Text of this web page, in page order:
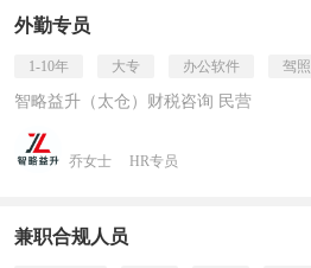
外勤专员
1-10年 大专 办公软件 驾照
智略益升（太仓）财税咨询 民营
乔女士 HR专员
兼职合规人员